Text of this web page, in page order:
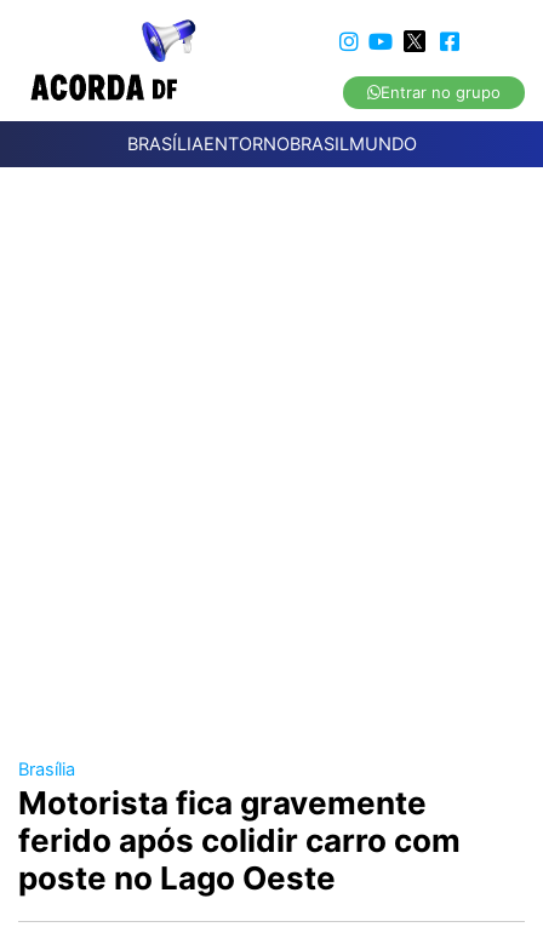
Entrar no grupo
BRASÍLIAENTORNOBRASILMUNDO
Brasília
Motorista fica gravemente
ferido após colidir carro com
poste no Lago Oeste